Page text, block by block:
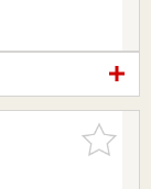
お気に入
りに追加